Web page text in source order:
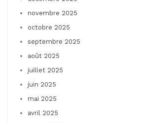
novembre 2025
octobre 2025
septembre 2025
août 2025
juillet 2025
juin 2025
mai 2025
avril 2025